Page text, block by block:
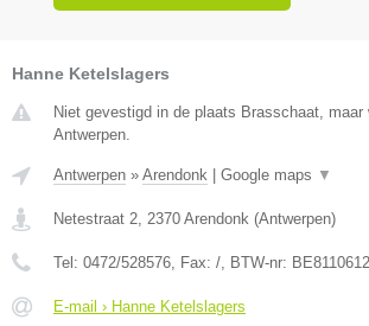
Hanne Ketelslagers
Niet gevestigd in de plaats Brasschaat, maar
Antwerpen.
Antwerpen » Arendonk Google maps ▼
Netestraat 2, 2370 Arendonk (Antwerpen)
Tel: 0472/528576, Fax: /, BTW-nr:
E-mail › Hanne Ketelslagers